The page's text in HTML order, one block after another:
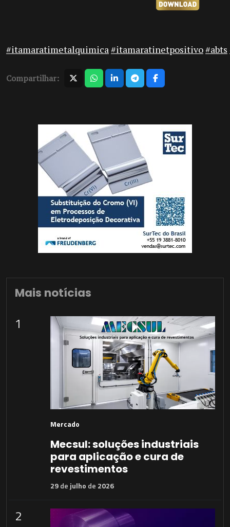
#itamaratimetalquimica#itamaratinetpositivo#abts
Compartilhar:
Mais notícias
1
Mercado
Mecsul: soluções industriais
para aplicação e cura de
revestimentos
29de julho de 2026
2